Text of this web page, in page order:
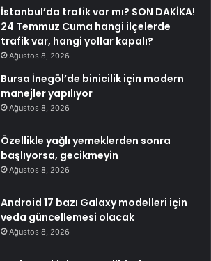
İstanbul’da trafik var mı? SON DAKİKA!
24 Temmuz Cuma hangi ilçelerde
trafik var, hangi yollar kapalı?
Ağustos 8, 2026
Bursa İnegöl’de binicilik için modern
manejler yapılıyor
Ağustos 8, 2026
Özellikle yağlı yemeklerden sonra
başlıyorsa, gecikmeyin
Ağustos 8, 2026
Android 17 bazı Galaxy modelleri için
veda güncellemesi olacak
Ağustos 8, 2026